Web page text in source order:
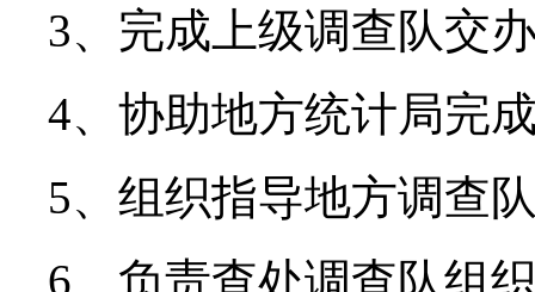
3、完成上级调查队交
4、协助地方统计局完
5、组织指导地方调查
6、负责查处调查队组